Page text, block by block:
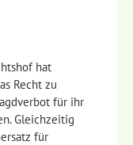
hat
Recht zu
für ihr
Gleichzeitig
für